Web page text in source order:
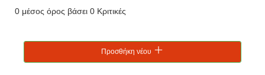
0 μέσος όρος βάσει 0 Κριτικές
Προσθήκη νέου